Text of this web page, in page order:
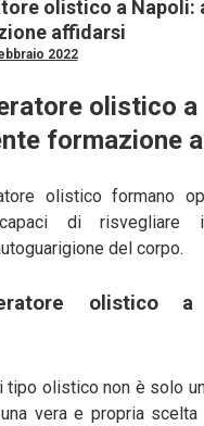
Marketing
Professioni
Scienza
Tecnologia
Wedding
olistico a Napoli:
affidarsi
2022
olistico a
formazione
olistico formano
di risvegliare
del corpo.
olistico
tipo olistico non è solo
vera e propria